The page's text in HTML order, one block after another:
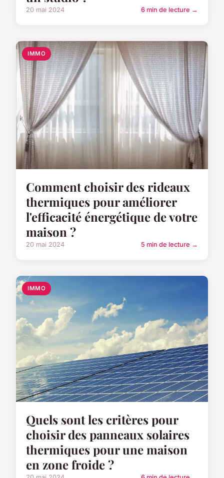
20 mai 2024 6 min de lecture →
IMMO
Comment choisir des rideaux
thermiques pour améliorer
l'efficacité énergétique de votre
maison ?
20 mai 2024 5 min de lecture →
IMMO
Quels sont les critères pour
choisir des panneaux solaires
thermiques pour une maison
en zone froide ?